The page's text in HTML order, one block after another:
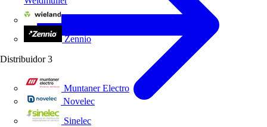
Zennio
Distribuidor 3
Muntaner Electro
Novelec
Sinelec